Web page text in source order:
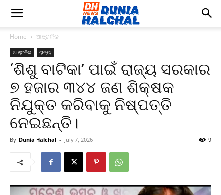
Home ଆଞ୍ଚଳିକ
ଆଞ୍ଚଳିକ ରାଜ୍ୟ
‘ଶିଶୁ ବାଟିକା’ ପାଇଁ ରାଜ୍ୟ ସରକାର
୭ ହଜାର ୩୪୪ ଜଣ ଶିକ୍ଷକ
ନିଯୁକ୍ତ କରିବାକୁ ନିଷ୍ପତ୍ତି
ନେଇଛନ୍ତି।
By Dunia Halchal - July 7, 2026 9